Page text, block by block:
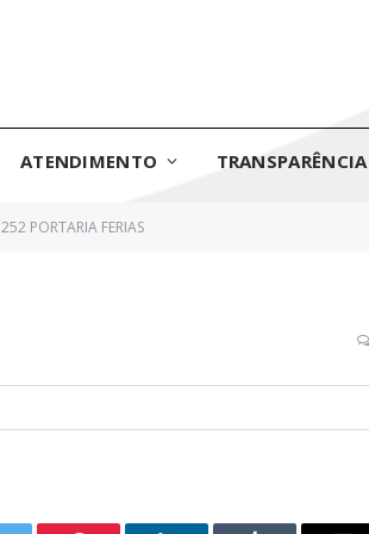
ATENDIMENTO TRANSPARÊNCIA
252 PORTARIA FERIAS